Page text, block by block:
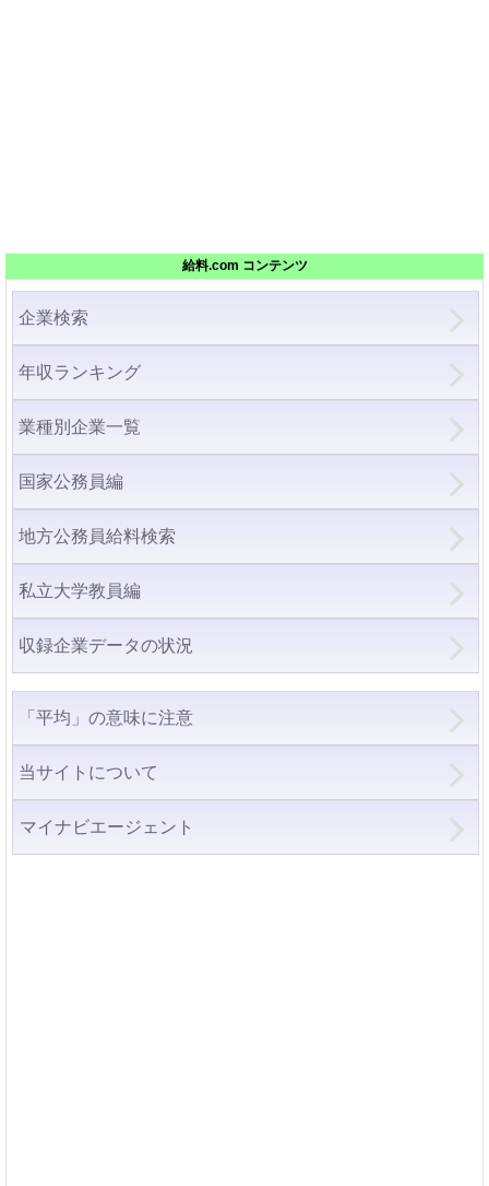
給料.com コンテンツ
企業検索
年収ランキング
業種別企業一覧
国家公務員編
地方公務員給料検索
私立大学教員編
収録企業データの状況
「平均」の意味に注意
当サイトについて
マイナビエージェント